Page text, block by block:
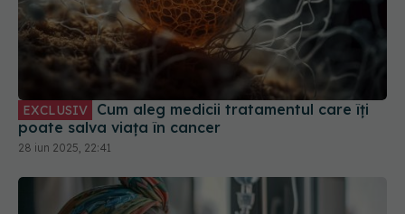
EXCLUSIV
poate salva viața în cancer
28 iun 2025, 22:41